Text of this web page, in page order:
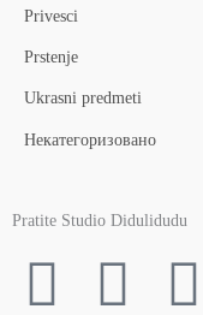
Privesci
Prstenje
Ukrasni predmeti
Некатегоризовано
Pratite Studio Didulidudu
F
T
Y